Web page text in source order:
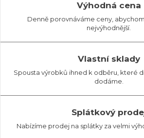
Výhodná cena
Denně porovnáváme ceny,
nejvýhodnější.
Vlastní sklady
Spousta výrobků ihned k odběru, které
dodáme.
Splátkový
Nabízíme prodej na splátky za velmi